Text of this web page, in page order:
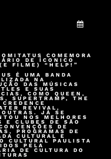
COMEMORA
DE ÍCONICO
FILME) “HELP!”
É UMA BANDA
NA
DAS MÚSICAS
E SUAS
COMO QUEEN,
SUPERTRAMP, THE
REVIVAL,
OUTRAS. JÁ SE
NOS MELHORES
E CLUBES DE SÃO
DE
PROGRAMAS DE
CULTURAL E
CULTURAL PAULISTA
PELA
DE CULTURA DO